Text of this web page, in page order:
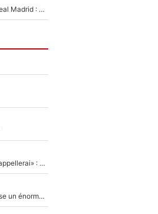
Coup de théâtre en Espagne, Rodri va trahir le Real Madrid : Le Ballon d'Or a choisi de signer au FC Barcelone !
Mercato - OM - «Dès que je prends un club, je t’appellerai» : La promesse de Marcelino au moment de claquer la porte
Victime de racisme contre Murray, Kyrgios pousse un énorme coup de gueule !